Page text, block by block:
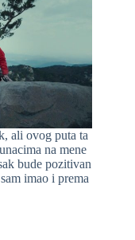
ali ovog puta ta
na mene
bude pozitivan
imao i prema